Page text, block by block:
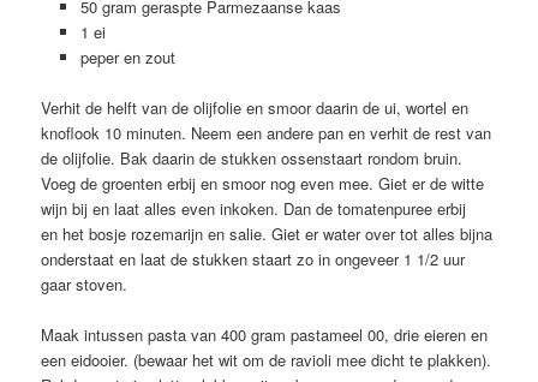
50 gram geraspte Parmezaanse kaas
1 ei
peper en zout
Verhit de helft van de olijfolie en smoor daarin de ui, wortel en
knoflook 10 minuten. Neem een andere pan en verhit de rest van
de olijfolie. Bak daarin de stukken ossenstaart rondom bruin.
Voeg de groenten erbij en smoor nog even mee. Giet er de witte
wijn bij en laat alles even inkoken. Dan de tomatenpuree erbij
en het bosje rozemarijn en salie. Giet er water over tot alles bijna
onderstaat en laat de stukken staart zo in ongeveer 1 1/2 uur
gaar stoven.
Maak intussen pasta van 400 gram pastameel 00, drie eieren en
een eidooier. (bewaar het wit om de ravioli mee dicht te plakken).